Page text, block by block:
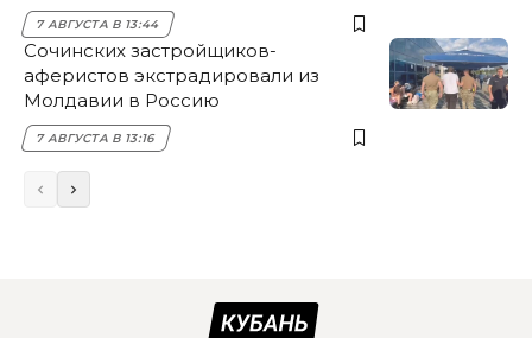
7 АВГУСТА В 13:44
Сочинских застройщиков-
аферистов экстрадировали из
Молдавии в Россию
7 АВГУСТА В 13:16